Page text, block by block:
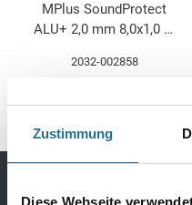
Zustimmung
Diese Webseite
MPlus SoundProtect
ALU+ 2,0 mm 8,0x1,0 m
Polyurethan-Mineral
2032-002858